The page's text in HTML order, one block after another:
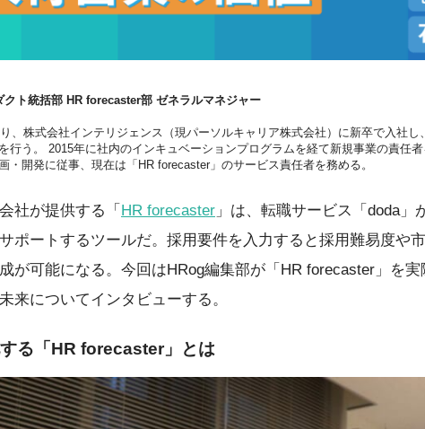
ト統括部 HR forecaster部 ゼネラルマネジャー
、株式会社インテリジェンス（現パーソルキャリア株式会社）に新卒で入社し
行う。 2015年に社内のインキュベーションプログラムを経て新規事業の責任
・開発に従事、現在は「HR forecaster」のサービス責任者を務める。
社が提供する「 HR forecaster 」は、転職サービス「doda
ポートするツールだ。採用要件を入力すると採用難易度や
が可能になる。今回はHRog編集部が「HR forecaster」を
来についてインタビューする。
る「HR forecaster」とは